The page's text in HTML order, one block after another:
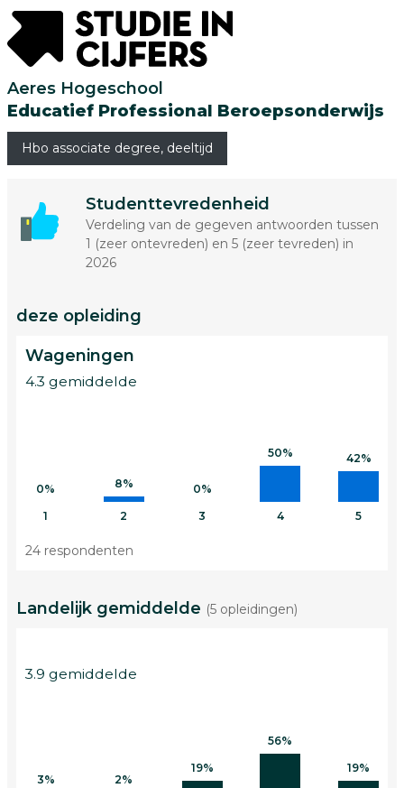
Aeres Hogeschool
Educatief Professional Beroepsonderwijs
Hbo associate degree, deeltijd
Studenttevredenheid
Verdeling van de gegeven antwoorden tussen
1 (zeer ontevreden) en 5 (zeer tevreden) in
2026
deze opleiding
Wageningen
4.3 gemiddelde
0%
1
8%
2
0%
3
50%
4
42%
5
24 respondenten
Landelijk gemiddelde (5 opleidingen)
3.9 gemiddelde
3% 2%
19%
56%
19%